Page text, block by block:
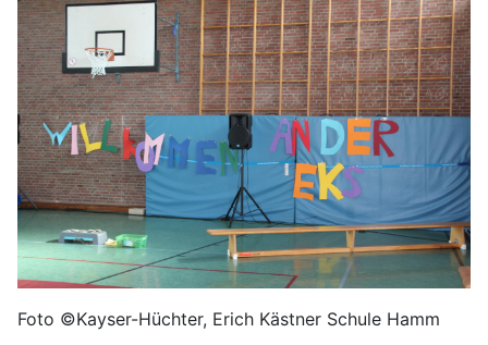
Foto ©Kayser-Hüchter, Erich Kästner Schule Hamm